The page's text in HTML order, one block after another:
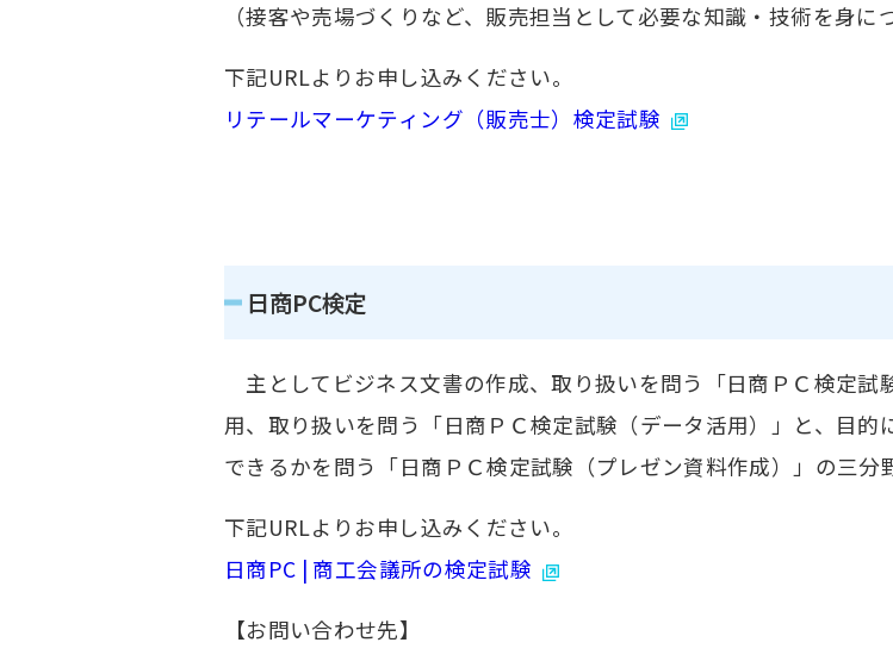
（接客や売場づくりなど、販売担当として必要な知識・技術を身に
下記URLよりお申し込みください。
リテールマーケティング（販売士）検定試験
日商PC検定
主としてビジネス文書の作成、取り扱いを問う「日商ＰＣ検定試
用、取り扱いを問う「日商ＰＣ検定試験（データ活用）」と、目
できるかを問う「日商ＰＣ検定試験（プレゼン資料作成）」の三分
下記URLよりお申し込みください。
日商PC | 商工会議所の検定試験
【お問い合わせ先】